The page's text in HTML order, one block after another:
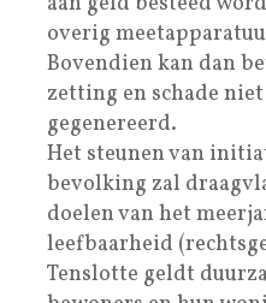
overig
Bovendien kan dan
zetting en schade
gegenereerd.
Het steunen van
bevolking zal
doelen van het
leefbaarheid
Tenslotte geldt